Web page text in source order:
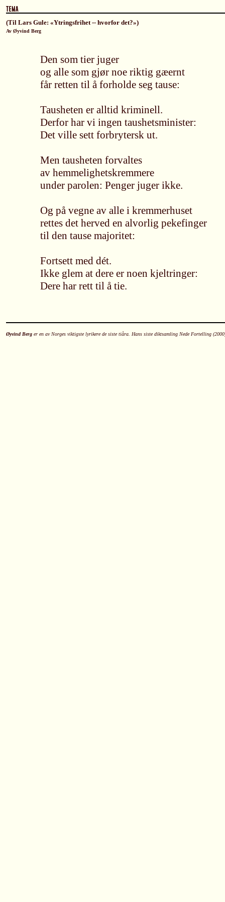
(Til Lars Gule: «Ytringsfrihet -- hvorfor det?»)
Av Øyvind Berg
Den som tier juger
og alle som gjør noe riktig gæernt
får retten til å forholde seg tause:
Tausheten er alltid kriminell.
Derfor har vi ingen taushetsminister:
Det ville sett forbrytersk ut.
Men tausheten forvaltes
av hemmelighetskremmere
under parolen: Penger juger ikke.
Og på vegne av alle i kremmerhuset
rettes det herved en alvorlig pekefinger
til den tause majoritet:
Fortsett med dét.
Ikke glem at dere er noen kjeltringer:
Dere har rett til å tie.
Øyvind Berg er en av Norges viktigste lyrikere de siste tiåra. Hans siste diktsamling Nede Fortelling